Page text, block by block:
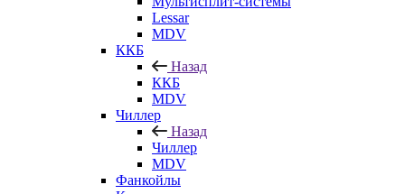
Lessar
MDV
ККБ
Назад
ККБ
MDV
Чиллер
Назад
Чиллер
MDV
Фанкойлы